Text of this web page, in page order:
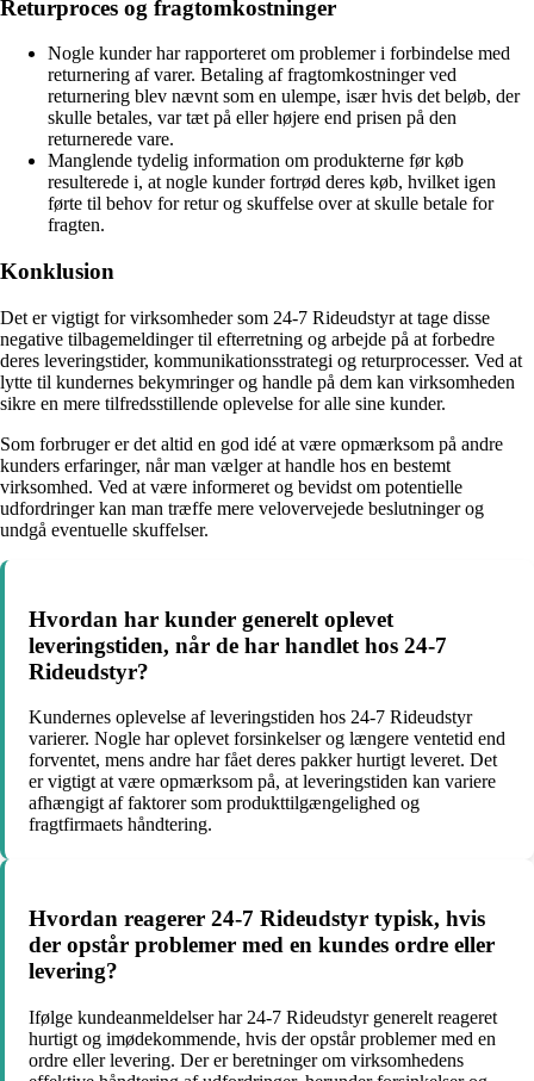
Returproces og fragtomkostninger
Nogle kunder har rapporteret om problemer i forbindelse med
returnering af varer. Betaling af fragtomkostninger ved
returnering blev nævnt som en ulempe, især hvis det beløb, der
skulle betales, var tæt på eller højere end prisen på den
returnerede vare.
Manglende tydelig information om produkterne før køb
resulterede i, at nogle kunder fortrød deres køb, hvilket igen
førte til behov for retur og skuffelse over at skulle betale for
fragten.
Konklusion
Det er vigtigt for virksomheder som 24-7 Rideudstyr at tage disse
negative tilbagemeldinger til efterretning og arbejde på at forbedre
deres leveringstider, kommunikationsstrategi og returprocesser. Ved at
lytte til kundernes bekymringer og handle på dem kan virksomheden
sikre en mere tilfredsstillende oplevelse for alle sine kunder.
Som forbruger er det altid en god idé at være opmærksom på andre
kunders erfaringer, når man vælger at handle hos en bestemt
virksomhed. Ved at være informeret og bevidst om potentielle
udfordringer kan man træffe mere velovervejede beslutninger og
undgå eventuelle skuffelser.
Hvordan har kunder generelt oplevet
leveringstiden, når de har handlet hos 24-7
Rideudstyr?
Kundernes oplevelse af leveringstiden hos 24-7 Rideudstyr
varierer. Nogle har oplevet forsinkelser og længere ventetid end
forventet, mens andre har fået deres pakker hurtigt leveret. Det
er vigtigt at være opmærksom på, at leveringstiden kan variere
afhængigt af faktorer som produkttilgængelighed og
fragtfirmaets håndtering.
Hvordan reagerer 24-7 Rideudstyr typisk, hvis
der opstår problemer med en kundes ordre eller
levering?
Ifølge kundeanmeldelser har 24-7 Rideudstyr generelt reageret
hurtigt og imødekommende, hvis der opstår problemer med en
ordre eller levering. Der er beretninger om virksomhedens